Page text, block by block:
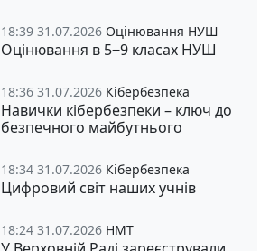
18:39 31.07.2026 Оцінювання НУШ
Оцінювання в 5‒9 класах НУШ
18:36 31.07.2026 Кібербезпека
Навички кібербезпеки – ключ до
безпечного майбутнього
18:34 31.07.2026 Кібербезпека
Цифровий світ наших учнів
18:24 31.07.2026 НМТ